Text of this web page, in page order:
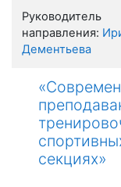
Руководитель
направления:
Дементьева
секциях»